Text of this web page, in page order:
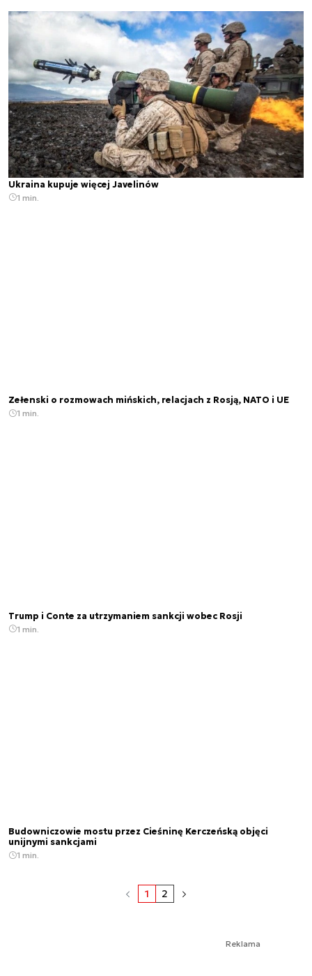
Ukraina kupuje więcej Javelinów
1 min.
Zełenski o rozmowach mińskich, relacjach z Rosją, NATO i UE
1 min.
Trump i Conte za utrzymaniem sankcji wobec Rosji
1 min.
Budowniczowie mostu przez Cieśninę Kerczeńską objęci
unijnymi sankcjami
1 min.
1 2
Reklama